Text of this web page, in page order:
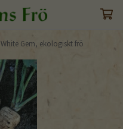
White Gem, ekologiskt frö